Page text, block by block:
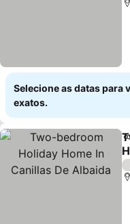
Selecione as datas para
exatos.